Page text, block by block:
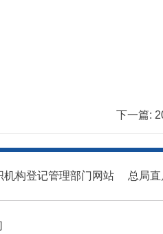
下一篇:
机构登记管理部门网站 总局